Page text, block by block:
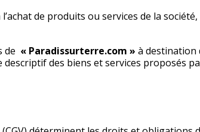
de produits ou services de la
de « Paradissurterre.com » à destination
descriptif des biens et services proposés